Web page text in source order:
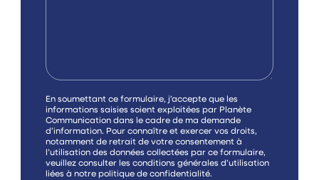
C
a
s
e
s
à
c
o
En soumettant ce formulaire, j’accepte que les
informations saisies soient exploitées par Planète
Communication dans le cadre de ma demande
d’information. Pour connaître et exercer vos droits,
notamment de retrait de votre consentement à
l’utilisation des données collectées par ce formulaire,
veuillez consulter les conditions générales d’utilisation
liées à notre politique de confidentialité.